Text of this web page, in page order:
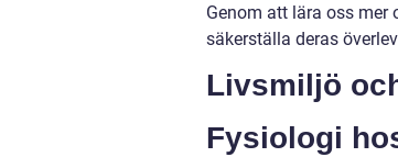
Genom att lära oss
säkerställa deras
Livsmiljö
Fysiologi